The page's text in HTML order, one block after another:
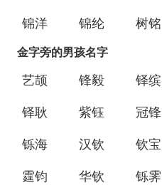
锦洋 锦纶 树铭
金字旁的男孩名字
艺颉 锋毅 铎缤
铎耿 紫钰 冠锋
铄海 汉钦 钦宝
霆钧 华钦 铄霁